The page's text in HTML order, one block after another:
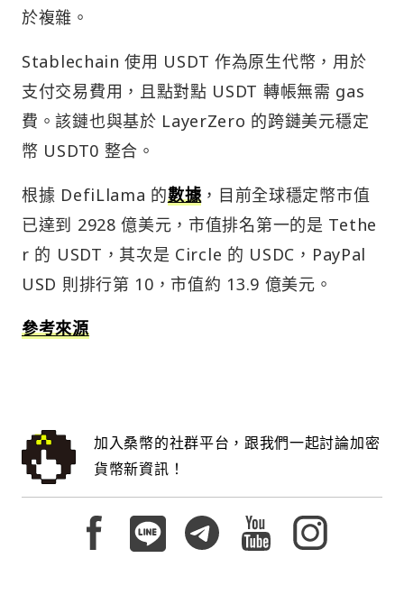
於複雜。
Stablechain 使用 USDT 作為原生代幣，用於
支付交易費用，且點對點 USDT 轉帳無需 gas
費。該鏈也與基於 LayerZero 的跨鏈美元穩定
幣 USDT0 整合。
根據 DefiLlama 的數據 ，目前全球穩定幣市值
已達到 2928 億美元，市值排名第一的是 Tethe
r 的 USDT，其次是 Circle 的 USDC，PayPal
USD 則排行第 10，市值約 13.9 億美元。
參考來源
加入桑幣的社群平台，跟我們一起討論加密
貨幣新資訊！